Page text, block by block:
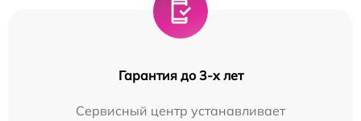
Гарантия до 3-х лет
Сервисный центр устанавливает